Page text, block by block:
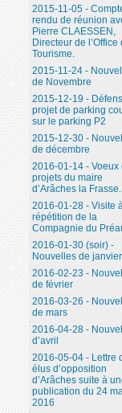
2015-11-05 -
rendu de réunion
Pierre CLAESSEN,
Directeur de l’Office
Tourisme.
2015-11-24 -
de Novembre
2015-12-19 -
projet de parking
sur le parking P2
2015-12-30 -
de décembre
2016-01-14 - Voeux
projets du maire
d’Arâches la Frasse.
2016-01-28 - Visite
répétition de la
Compagnie du
2016-01-30 (soir) -
Nouvelles de janvier
2016-02-23 -
de février
2016-03-26 -
de mars
2016-04-28 -
d’avril
2016-05-04 - Lettre
élus d’opposition
d’Arâches suite à
publication du 24
2016